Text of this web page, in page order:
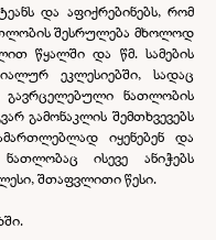
და აფიქრებინებს, რომ
შესრულება მხოლოდ
წყალში და წმ. სამების
ეკლესიებში, სადაც
გავრცელებული ნათლობის
გამონაკლის შემთხვევებს
იყენებენ და
ისევე ანიჭებს
შთაფვლითი წესი.